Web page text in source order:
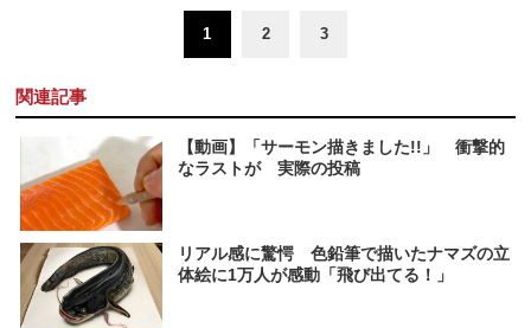
1 2 3
関連記事
【動画】「サーモン描きました!!」 衝撃的
なラストが 実際の投稿
リアル感に驚愕 色鉛筆で描いたナマズの立
体絵に1万人が感動「飛び出てる！」